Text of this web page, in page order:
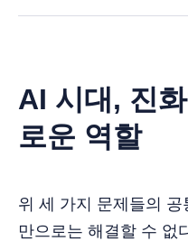
AI 시대, 진
로운 역할
위 세 가지 문제들의
만으로는 해결할 수 없